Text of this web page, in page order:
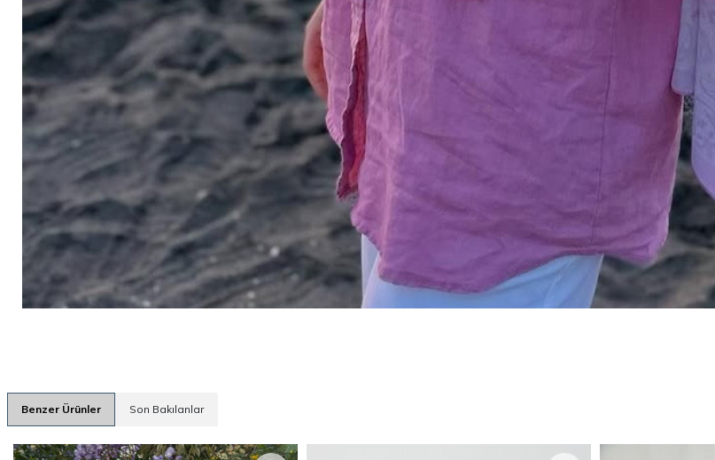
Benzer Ürünler Son Bakılanlar